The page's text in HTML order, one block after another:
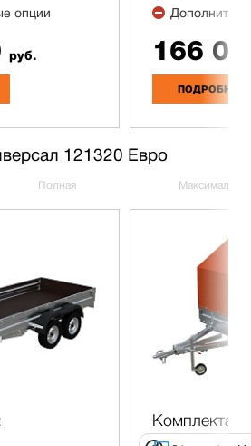
опции
руб. 166
ПОДРОБНЕЕ
121320 Евро
Полная Максимальная